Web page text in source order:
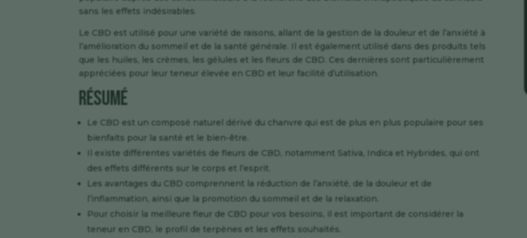
sans les effets indésirables.
Le CBD est utilisé pour une variété de raisons, allant de la gestion de la douleur et de l’anxiété à
l’amélioration du sommeil et de la santé générale. Il est également utilisé dans des produits tels
que les huiles, les crèmes, les gélules et les fleurs de CBD. Ces dernières sont particulièrement
appréciées pour leur teneur élevée en CBD et leur facilité d’utilisation.
Résumé
Le CBD est un composé naturel dérivé du chanvre qui est de plus en plus populaire pour ses
bienfaits pour la santé et le bien-être.
Il existe différentes variétés de fleurs de CBD, notamment Sativa, Indica et Hybrides, qui ont
des effets différents sur le corps et l’esprit.
Les avantages du CBD comprennent la réduction de l’anxiété, de la douleur et de
l’inflammation, ainsi que la promotion du sommeil et de la relaxation.
Pour choisir la meilleure fleur de CBD pour vos besoins, il est important de considérer la
teneur en CBD, le profil de terpènes et les effets souhaités.